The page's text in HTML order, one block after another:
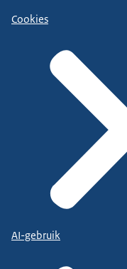
Cookies
AI-gebruik